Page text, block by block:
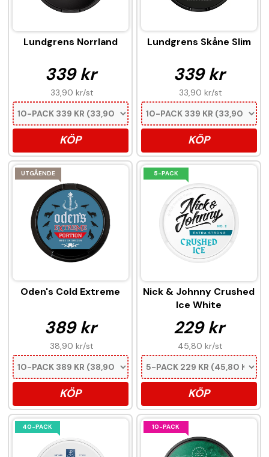
Lundgrens Norrland
339 kr
33,90 kr/st
KÖP
Lundgrens Skåne Slim
339 kr
33,90 kr/st
KÖP
UTGÅENDE
Oden's Cold Extreme
389 kr
38,90 kr/st
KÖP
5-PACK
Nick & Johnny Crushed
Ice White
229 kr
45,80 kr/st
KÖP
40-PACK 10-PACK